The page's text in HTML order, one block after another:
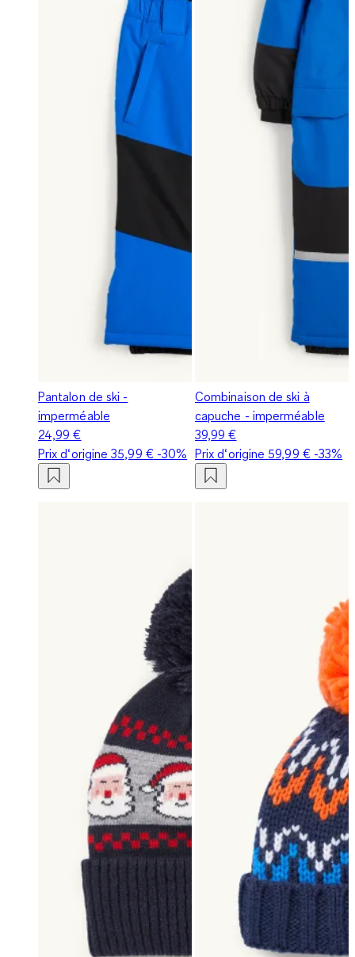
Pantalon de ski -
imperméable
24,99 €
Prix d‘origine35,99 €-30%
Combinaison de ski à
capuche - imperméable
39,99 €
Prix d‘origine 59,99 €-33%